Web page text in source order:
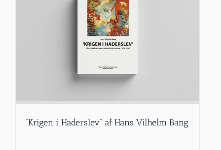
“Krigen i Haderslev” af Hans Vilhelm Bang